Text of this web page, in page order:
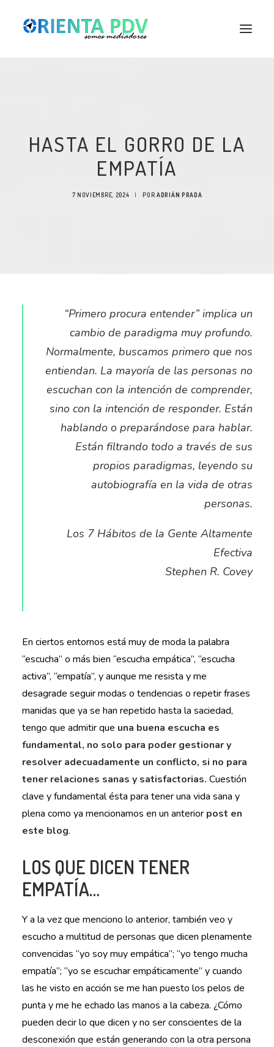
HASTA EL GORRO DE LA
EMPATÍA
7 NOVIEMBRE, 2024 | POR ADRIÁN PRADA
“Primero procura entender” implica un
cambio de paradigma muy profundo.
Normalmente, buscamos primero que nos
entiendan. La mayoría de las personas no
escuchan con la intención de comprender,
sino con la intención de responder. Están
hablando o preparándose para hablar.
Están filtrando todo a través de sus
propios paradigmas, leyendo su
autobiografía en la vida de otras
personas.
Los 7 Hábitos de la Gente Altamente
Efectiva
Stephen R. Covey
En ciertos entornos está muy de moda la palabra
“escucha” o más bien “escucha empática”, “escucha
activa”, “empatía”, y aunque me resista y me
desagrade seguir modas o tendencias o repetir frases
manidas que ya se han repetido hasta la saciedad,
tengo que admitir que una buena escucha es
fundamental, no solo para poder gestionar y
resolver adecuadamente un conflicto, si no para
tener relaciones sanas y satisfactorias. Cuestión
clave y fundamental ésta para tener una vida sana y
plena como ya mencionamos en un anterior post en
este blog.
LOS QUE DICEN TENER
EMPATÍA…
Y a la vez que menciono lo anterior, también veo y
escucho a multitud de personas que dicen plenamente
convencidas “yo soy muy empática”; “yo tengo mucha
empatía”; “yo se escuchar empáticamente” y cuando
las he visto en acción se me han puesto los pelos de
punta y me he echado las manos a la cabeza. ¿Cómo
pueden decir lo que dicen y no ser conscientes de la
desconexión que están generando con la otra persona